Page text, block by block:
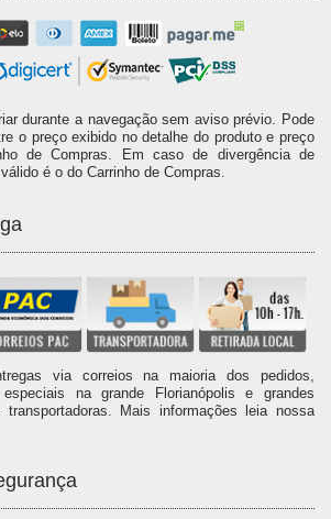
durante a navegação sem aviso prévio. Pode
o preço exibido no detalhe do produto e preço
de Compras. Em caso de divergência de
é o do Carrinho de Compras.
via correios na maioria dos pedidos,
na grande Florianópolis e grandes
Mais informações leia nossa